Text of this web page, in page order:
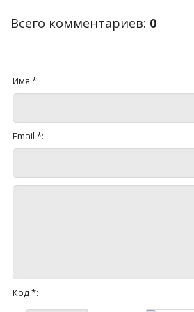
Всего комментариев: 0
Имя *:
Email *:
Код *: